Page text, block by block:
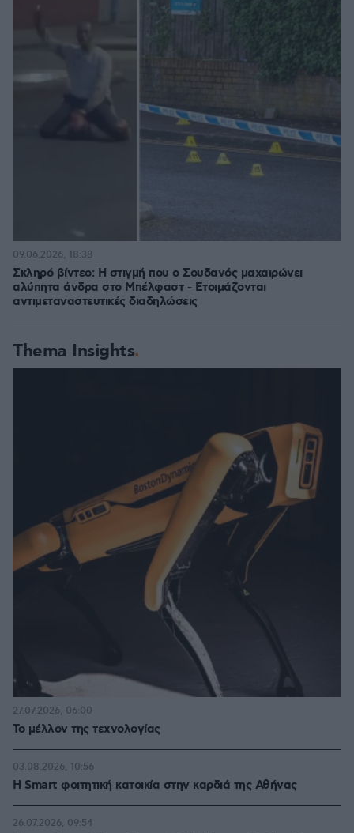
Σκληρό βίντεο: Η στιγμή που ο Σουδανός μαχαιρώνει
αλύπητα άνδρα στο Μπέλφαστ - Ετοιμάζονται
αντιμεταναστευτικές διαδηλώσεις
09.06.2026, 18:38
Thema Insights
Το μέλλον της τεχνολογίας
27.07.2026, 06:00
Η Smart φοιτητική κατοικία στην καρδιά της Αθήνας
03.08.2026, 10:56
26.07.2026, 09:54